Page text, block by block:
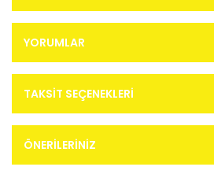
YORUMLAR
TAKSIT SEÇENEKLERI
ÖNERILERINIZ